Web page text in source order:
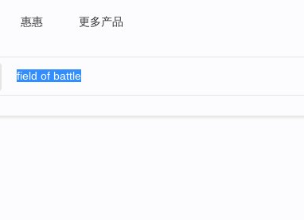
惠惠 更多产品